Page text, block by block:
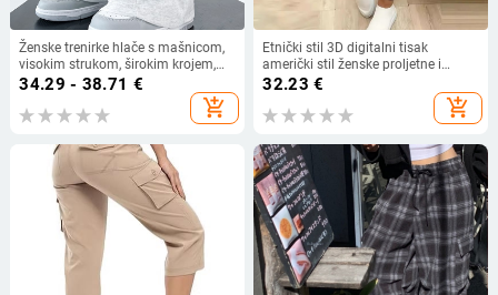
Ženske trenirke hlače s mašnicom,
visokim strukom, širokim krojem,
ležernog stila
34.29 - 38.71 €
add_shopping_cart
Etnički stil 3D digitalni tisak
američki stil ženske proljetne i
jesenske nove hlače visokog struka,
ležerne sportske hlače širokih
nogavica ML1
32.23 €
add_shopping_cart